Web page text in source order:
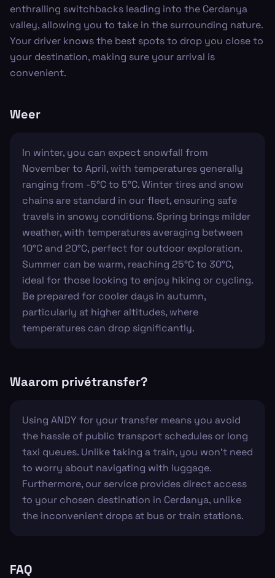
enthralling switchbacks leading into the Cerdanya
valley, allowing you to take in the surrounding nature.
Your driver knows the best spots to drop you close to
your destination, making sure your arrival is
convenient.
Weer
In winter, you can expect snowfall from
November to April, with temperatures generally
ranging from -5°C to 5°C. Winter tires and snow
chains are standard in our fleet, ensuring safe
travels in snowy conditions. Spring brings milder
weather, with temperatures averaging between
10°C and 20°C, perfect for outdoor exploration.
Summer can be warm, reaching 25°C to 30°C,
ideal for those looking to enjoy hiking or cycling.
Be prepared for cooler days in autumn,
particularly at higher altitudes, where
temperatures can drop significantly.
Waarom privétransfer?
Using ANDY for your transfer means you avoid
the hassle of public transport schedules or long
taxi queues. Unlike taking a train, you won’t need
to worry about navigating with luggage.
Furthermore, our service provides direct access
to your chosen destination in Cerdanya, unlike
the inconvenient drops at bus or train stations.
FAQ